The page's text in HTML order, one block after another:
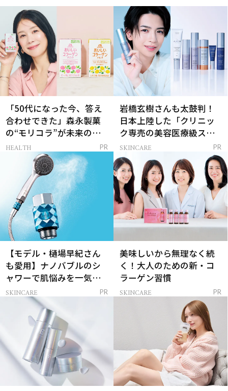
「50代になった今、答え
合わせできた」森永製菓
の“モリコラ”が未来のキ
レイを連れてくる！
HEALTH PR
岩橋玄樹さんも太鼓判！
日本上陸した「クリニッ
ク専売の美容医療級スキ
ンケア」
SKINCARE PR
【モデル・樋場早紀さん
も愛用】ナノバブルのシ
ャワーで肌悩みを一気に
解決
SKINCARE PR
美味しいから無理なく続
く！大人のための新・コ
ラーゲン習慣
SKINCARE PR